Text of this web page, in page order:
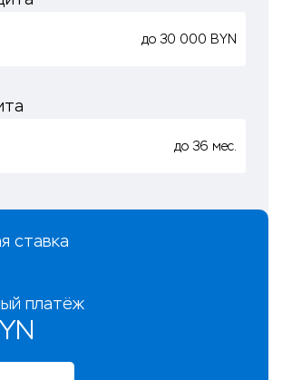
до 30 000 BYN
до 36 мес.
ставка
платёж